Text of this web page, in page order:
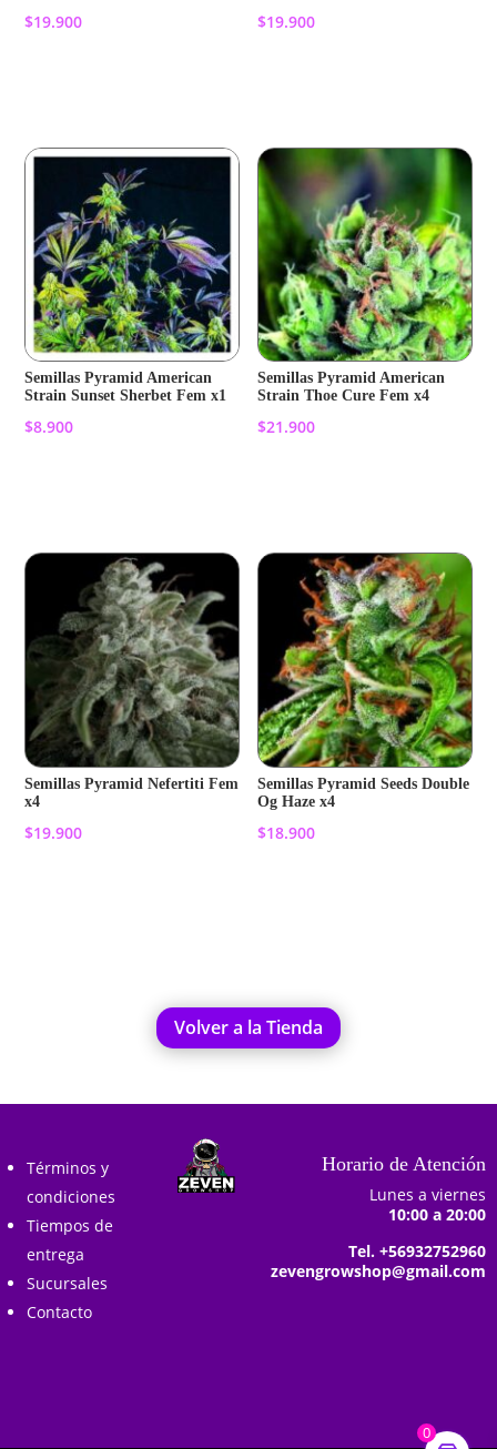
$19.900 $19.900
Semillas Pyramid American
Strain Sunset Sherbet Fem x1
$8.900
Semillas Pyramid American
Strain Thoe Cure Fem x4
$21.900
Semillas Pyramid Nefertiti Fem
x4
$19.900
Semillas Pyramid Seeds Double
Og Haze x4
$18.900
Volver a la Tienda
Términos y
condiciones
Tiempos de
entrega
Sucursales
Contacto
Horario de Atención
Lunes a viernes
10:00 a 20:00
Tel. +56932752960
zevengrowshop@gmail.com
0